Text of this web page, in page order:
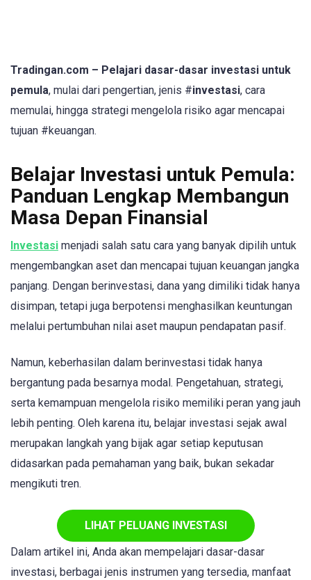
Tradingan.com – Pelajari dasar-dasar investasi untuk
pemula, mulai dari pengertian, jenis #investasi, cara
memulai, hingga strategi mengelola risiko agar mencapai
tujuan #keuangan.
Belajar Investasi untuk Pemula:
Panduan Lengkap Membangun
Masa Depan Finansial
Investasi menjadi salah satu cara yang banyak dipilih untuk
mengembangkan aset dan mencapai tujuan keuangan jangka
panjang. Dengan berinvestasi, dana yang dimiliki tidak hanya
disimpan, tetapi juga berpotensi menghasilkan keuntungan
melalui pertumbuhan nilai aset maupun pendapatan pasif.
Namun, keberhasilan dalam berinvestasi tidak hanya
bergantung pada besarnya modal. Pengetahuan, strategi,
serta kemampuan mengelola risiko memiliki peran yang jauh
lebih penting. Oleh karena itu, belajar investasi sejak awal
merupakan langkah yang bijak agar setiap keputusan
didasarkan pada pemahaman yang baik, bukan sekadar
mengikuti tren.
LIHAT PELUANG INVESTASI
Dalam artikel ini, Anda akan mempelajari dasar-dasar
investasi, berbagai jenis instrumen yang tersedia, manfaat